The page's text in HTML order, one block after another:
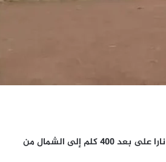
قتل أربعة أشخاص على الأقل، في هجوم استهدف وفدا ماليا رسميا في منطقة نارا على بعد 400 كلم إلى الشمال من